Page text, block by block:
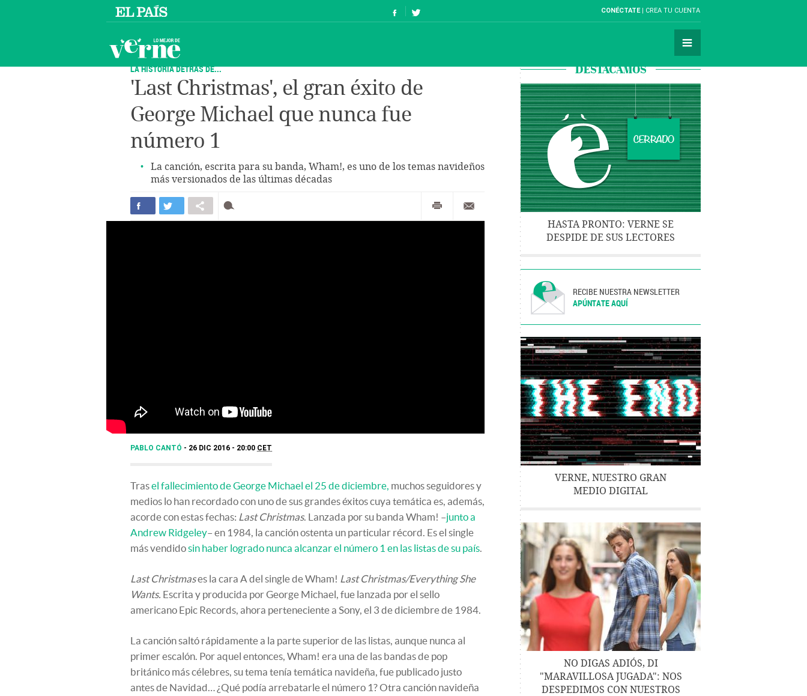
CONÉCTATE CREA TU CUENTA
LA HISTORIA DETRÁS DE...
'Last Christmas', el gran éxito de
George Michael que nunca fue
número 1
La canción, escrita para su banda, Wham!, es uno de los temas navideños
más versionados de las últimas décadas
PABLO CANTÓ 26 DIC 2016 - 20:00 CET
Trasel fallecimiento de George Michael el 25 de diciembre, muchos seguidores y
medios lo han recordado con uno de sus grandes éxitos cuya temática es, además,
acorde con estas fechas: Last Christmas. Lanzada por su banda Wham! –junto a
Andrew Ridgeley– en 1984, la canción ostenta un particular récord. Es el single
más vendidosin haber logrado nunca alcanzar el número 1 en las listas de su país.
Last Christmases la cara A del single de Wham! Last Christmas/Everything She
Wants. Escrita y producida por George Michael, fue lanzada por el sello
americano Epic Records, ahora perteneciente a Sony, el 3 de diciembre de 1984.
La canción saltó rápidamente a la parte superior de las listas, aunque nunca al
primer escalón. Por aquel entonces, Wham! era una de las bandas de pop
británico más célebres, su tema tenía temática navideña, fue publicado justo
antes de Navidad… ¿Qué podía arrebatarle el número 1? Otra canción navideña
DESTACAMOS
HASTA PRONTO: VERNE SE
DESPIDE DE SUS LECTORES
RECIBE NUESTRA NEWSLETTER
APÚNTATE AQUÍ
VERNE, NUESTRO GRAN
MEDIO DIGITAL
NO DIGAS ADIÓS, DI
"MARAVILLOSA JUGADA": NOS
DESPEDIMOS CON NUESTROS